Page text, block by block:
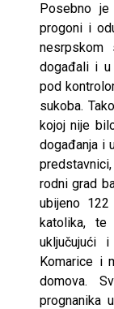
Posebno
progoni i
nesrpskom
događali i
pod
sukoba.
kojoj nije
događanja i
rodni grad
ubijeno
katolika, te
uključujući
Komarice i
domova.
prognanika